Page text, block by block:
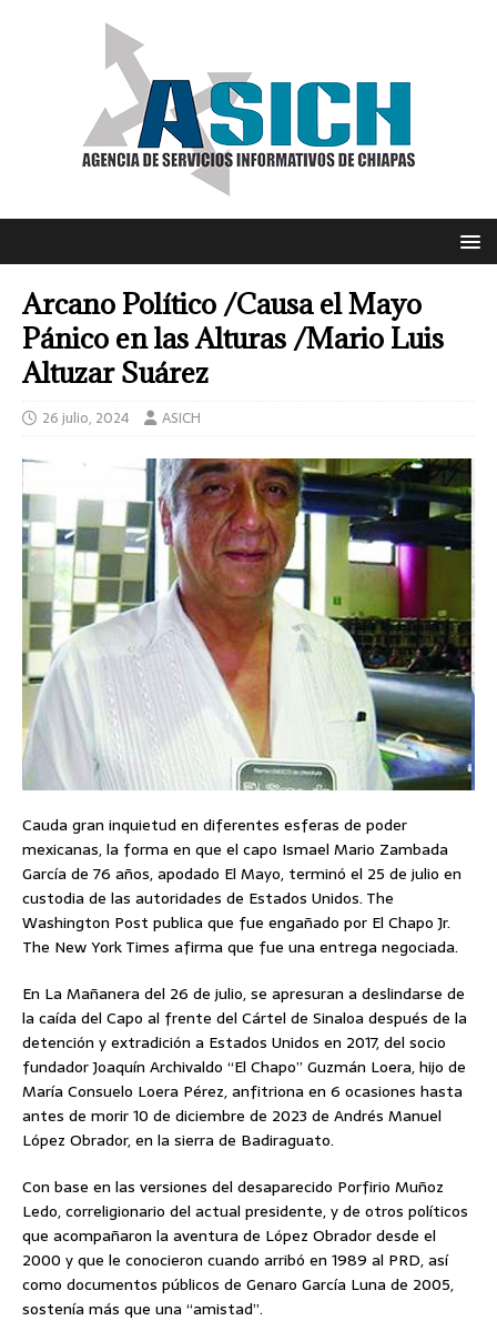
Arcano Político /Causa el Mayo
Pánico en las Alturas /Mario Luis
Altuzar Suárez
26 julio, 2024 ASICH
Cauda gran inquietud en diferentes esferas de poder
mexicanas, la forma en que el capo Ismael Mario Zambada
García de 76 años, apodado El Mayo, terminó el 25 de julio en
custodia de las autoridades de Estados Unidos. The
Washington Post publica que fue engañado por El Chapo Jr.
The New York Times afirma que fue una entrega negociada.
En La Mañanera del 26 de julio, se apresuran a deslindarse de
la caída del Capo al frente del Cártel de Sinaloa después de la
detención y extradición a Estados Unidos en 2017, del socio
fundador Joaquín Archivaldo “El Chapo” Guzmán Loera, hijo de
María Consuelo Loera Pérez, anfitriona en 6 ocasiones hasta
antes de morir 10 de diciembre de 2023 de Andrés Manuel
López Obrador, en la sierra de Badiraguato.
Con base en las versiones del desaparecido Porfirio Muñoz
Ledo, correligionario del actual presidente, y de otros políticos
que acompañaron la aventura de López Obrador desde el
2000 y que le conocieron cuando arribó en 1989 al PRD, así
como documentos públicos de Genaro García Luna de 2005,
sostenía más que una “amistad”.